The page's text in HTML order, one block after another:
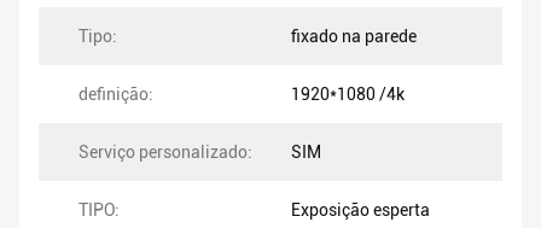
Tipo: fixado na parede
definição: 1920*1080 /4k
Serviço personalizado: SIM
TIPO: Exposição esperta